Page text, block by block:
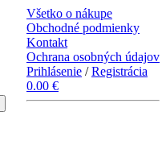
Všetko o nákupe
Obchodné podmienky
Kontakt
Ochrana osobných údajov
Prihlásenie /Registrácia
0.00 €